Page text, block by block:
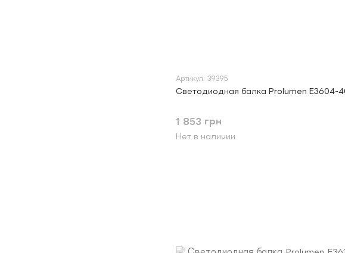
Артикул: 39395
Светодиодная балка Prolumen E3604-
1 853 грн
Нет в наличии